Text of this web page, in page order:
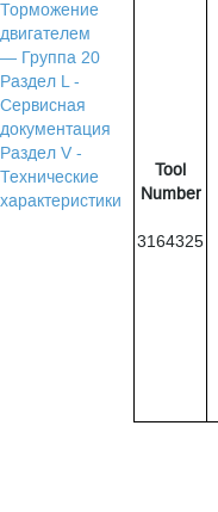
Торможение
двигателем
— Группа 20
Раздел L -
Сервисная
документация
Раздел V -
Технические
характеристики
Tool
Number
3164325